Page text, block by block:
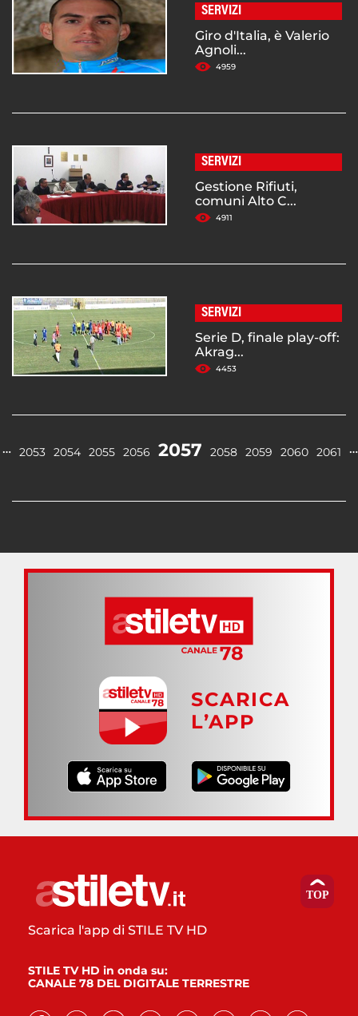
SERVIZI
Giro d'Italia, è Valerio
Agnoli...
4959
SERVIZI
Gestione Rifiuti,
comuni Alto C...
4911
SERVIZI
Serie D, finale play-off:
Akrag...
4453
… 2053 2054 2055 2056 2057 2058 2059 2060 2061 …
SCARICA
L’APP
Scarica l'app di STILE TV HD
STILE TV HD in onda su:
CANALE 78 DEL DIGITALE TERRESTRE